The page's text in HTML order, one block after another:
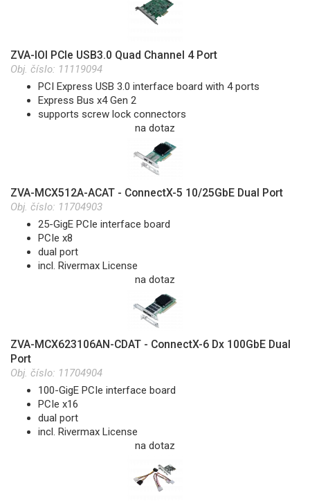
ZVA-IOI PCIe USB3.0 Quad Channel 4 Port
Obj. číslo: 11119094
PCI Express USB 3.0 interface board with 4 ports
Express Bus x4 Gen 2
supports screw lock connectors
na dotaz
ZVA-MCX512A-ACAT - ConnectX-5 10/25GbE Dual Port
Obj. číslo: 11704903
25-GigE PCIe interface board
PCIe x8
dual port
incl. Rivermax License
na dotaz
ZVA-MCX623106AN-CDAT - ConnectX-6 Dx 100GbE Dual
Port
Obj. číslo: 11704904
100-GigE PCIe interface board
PCIe x16
dual port
incl. Rivermax License
na dotaz